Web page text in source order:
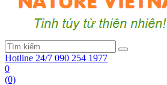
Hotline 24/7 090 254 1977
0
(0)